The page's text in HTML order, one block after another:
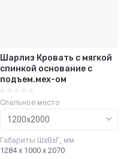
Шарлиз Кровать с мягкой
спинкой основание с
подъем.мех-ом
Спальное место
Габариты ШхВхГ, мм
1284 х 1000 х 2070